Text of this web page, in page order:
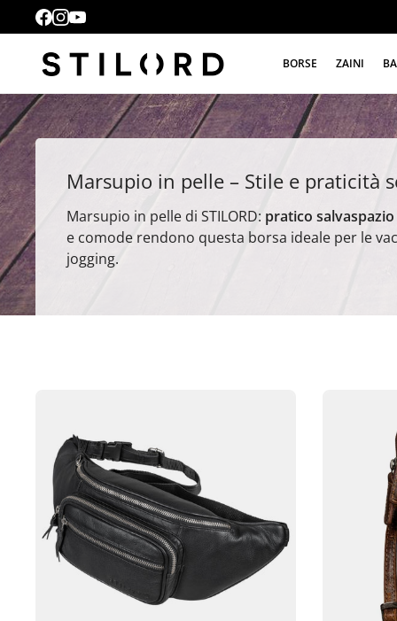
BORSE ZAINI
Marsupio in pelle – Stile e praticità
Marsupio in pelle di STILORD: pratico
e comode rendono questa borsa ideale per le
jogging.